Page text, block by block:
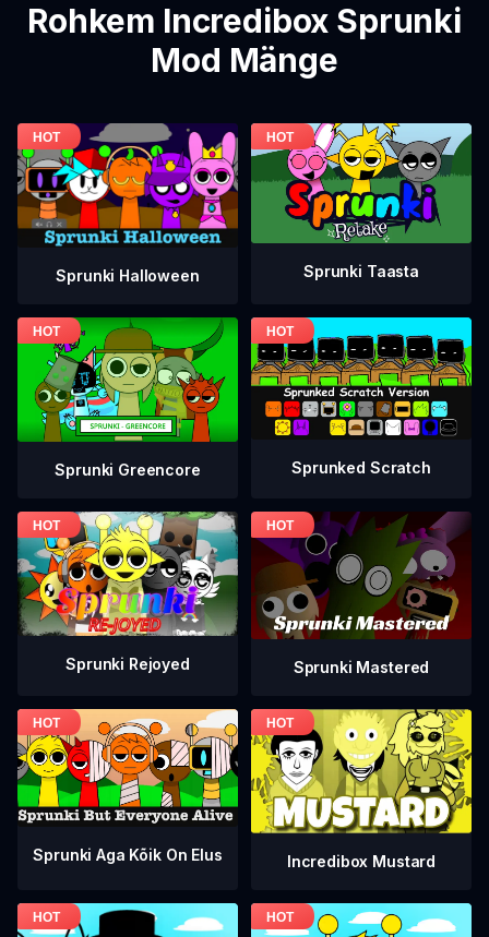
Rohkem Incredibox Sprunki
Mod Mänge
Sprunki Halloween Sprunki Taasta
Sprunki Greencore Sprunked Scratch
Sprunki Rejoyed Sprunki Mastered
Sprunki Aga Kõik On Elus Incredibox Mustard